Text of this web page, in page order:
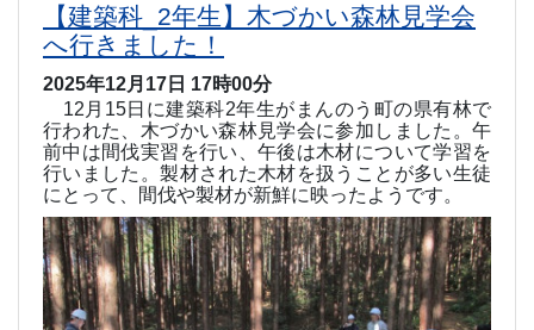
【建築科_2年生】木づかい森林見学会
へ行きました！
2025年12月17日 17時00分
12 月 15日に建築科2年生がまんのう町の県有林で
行われた、木づかい森林見学会に参加しました。午
前中は間伐実習を行い、午後は木材について学習を
行いました。製材された木材を扱うことが多い生徒
にとって、間伐や製材が新鮮に映ったようです。